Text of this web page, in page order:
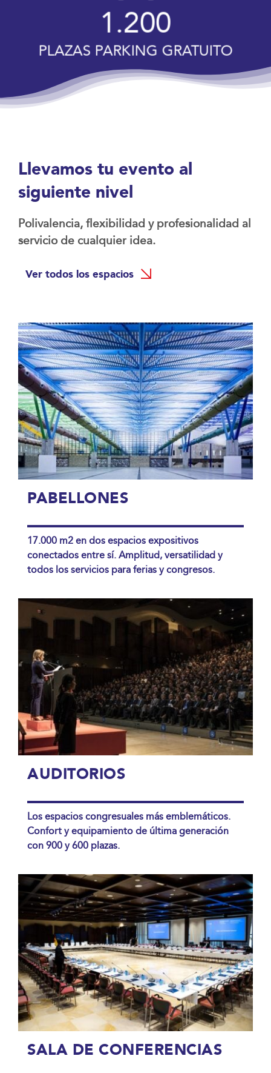
1.200
PLAZAS PARKING GRATUITO
Llevamos tu evento al
siguiente nivel
Polivalencia, flexibilidad y profesionalidad al
servicio de cualquier idea.
Ver todos los espacios
PABELLONES
17.000 m2 en dos espacios expositivos
conectados entre sí. Amplitud, versatilidad y
todos los servicios para ferias y congresos.
AUDITORIOS
Los espacios congresuales más emblemáticos.
Confort y equipamiento de última generación
con 900 y 600 plazas.
SALA DE CONFERENCIAS